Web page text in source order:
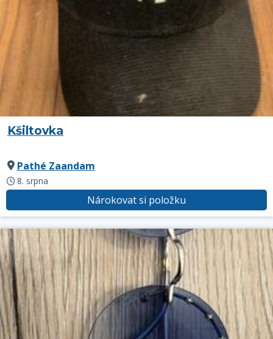
Kšiltovka
Pathé Zaandam
8. srpna
Nárokovat si položku